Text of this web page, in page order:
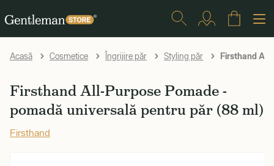
Acasă Cosmetice Îngrijire păr Styling păr Firsthand
Firsthand All-Purpose Pomade -
pomadă universală pentru păr (88 ml)
Firsthand